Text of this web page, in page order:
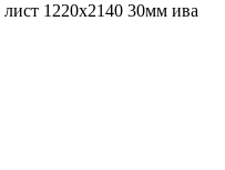
1220х2140 30мм ива